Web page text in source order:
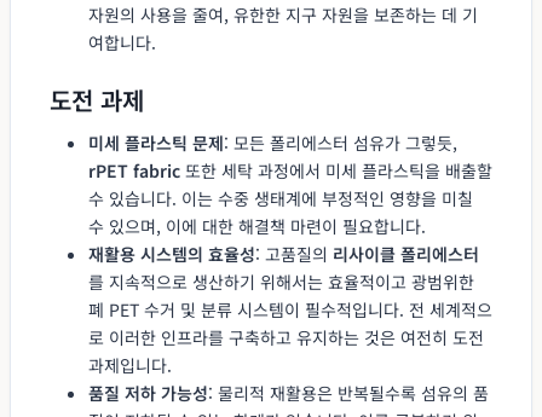
자원의 사용을 줄여, 유한한 지구 자원을 보존하는 데 기
여합니다.
도전 과제
미세 플라스틱 문제: 모든 폴리에스터 섬유가 그렇듯,
rPET fabric 또한 세탁 과정에서 미세 플라스틱을 배출할
수 있습니다. 이는 수중 생태계에 부정적인 영향을 미칠
수 있으며, 이에 대한 해결책 마련이 필요합니다.
재활용 시스템의 효율성: 고품질의 리사이클 폴리에스터
를 지속적으로 생산하기 위해서는 효율적이고 광범위한
폐 PET 수거 및 분류 시스템이 필수적입니다. 전 세계적으
로 이러한 인프라를 구축하고 유지하는 것은 여전히 도전
과제입니다.
품질 저하 가능성: 물리적 재활용은 반복될수록 섬유의 품